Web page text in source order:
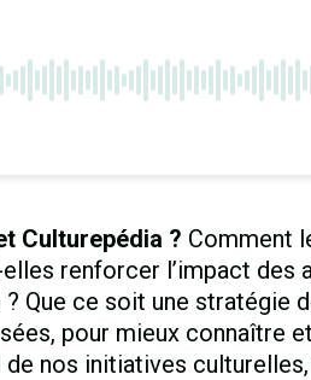
Culturepédia ? Comment
renforcer l’impact
Que ce soit une stratégie
pour mieux connaître
nos initiatives